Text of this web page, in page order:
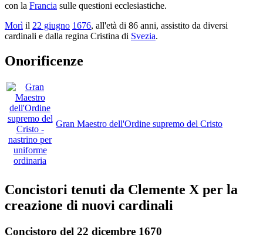
con la Francia sulle questioni ecclesiastiche.
Morì il 22 giugno 1676, all'età di 86 anni, assistito da diversi
cardinali e dalla regina Cristina di Svezia.
Onorificenze
Gran Maestro dell'Ordine supremo del Cristo
Concistori tenuti da Clemente X per la
creazione di nuovi cardinali
Concistoro del 22 dicembre 1670